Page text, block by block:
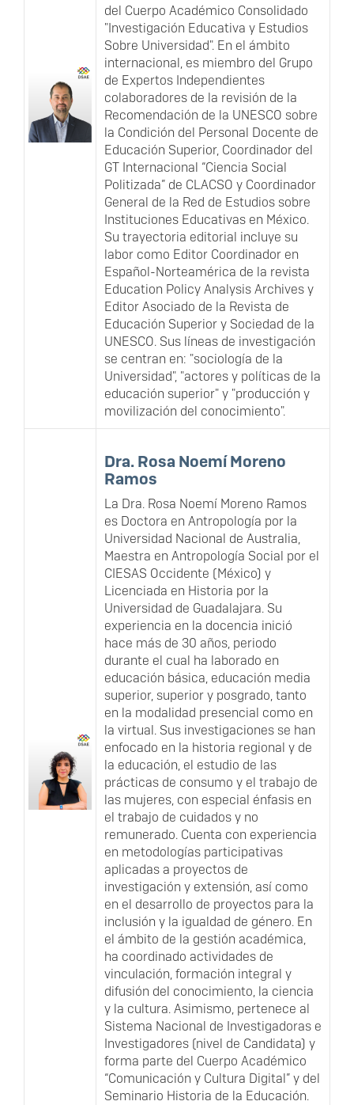
del Cuerpo Académico Consolidado
"Investigación Educativa y Estudios
Sobre Universidad". En el ámbito
internacional, es miembro del Grupo
de Expertos Independientes
colaboradores de la revisión de la
Recomendación de la UNESCO sobre
la Condición del Personal Docente de
Educación Superior, Coordinador del
GT Internacional “Ciencia Social
Politizada” de CLACSO y Coordinador
General de la Red de Estudios sobre
Instituciones Educativas en México.
Su trayectoria editorial incluye su
labor como Editor Coordinador en
Español-Norteamérica de la revista
Education Policy Analysis Archives y
Editor Asociado de la Revista de
Educación Superior y Sociedad de la
UNESCO. Sus líneas de investigación
se centran en: "sociología de la
Universidad", "actores y políticas de la
educación superior" y "producción y
movilización del conocimiento".
Dra. Rosa Noemí Moreno
Ramos
La Dra. Rosa Noemí Moreno Ramos
es Doctora en Antropología por la
Universidad Nacional de Australia,
Maestra en Antropología Social por el
CIESAS Occidente (México) y
Licenciada en Historia por la
Universidad de Guadalajara. Su
experiencia en la docencia inició
hace más de 30 años, periodo
durante el cual ha laborado en
educación básica, educación media
superior, superior y posgrado, tanto
en la modalidad presencial como en
la virtual. Sus investigaciones se han
enfocado en la historia regional y de
la educación, el estudio de las
prácticas de consumo y el trabajo de
las mujeres, con especial énfasis en
el trabajo de cuidados y no
remunerado. Cuenta con experiencia
en metodologías participativas
aplicadas a proyectos de
investigación y extensión, así como
en el desarrollo de proyectos para la
inclusión y la igualdad de género. En
el ámbito de la gestión académica,
ha coordinado actividades de
vinculación, formación integral y
difusión del conocimiento, la ciencia
y la cultura. Asimismo, pertenece al
Sistema Nacional de Investigadoras e
Investigadores (nivel de Candidata) y
forma parte del Cuerpo Académico
“Comunicación y Cultura Digital” y del
Seminario Historia de la Educación.